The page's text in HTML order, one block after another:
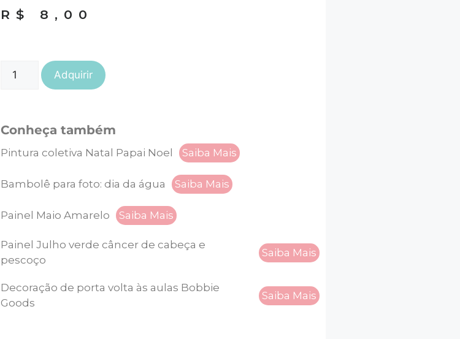
R$ 8,00
Adquirir
Conheça também
Pintura coletiva Natal Papai Noel Saiba Mais
Bambolê para foto: dia da água Saiba Mais
Painel Maio Amarelo Saiba Mais
Painel Julho verde câncer de cabeça e
pescoço
Saiba Mais
Decoração de porta volta às aulas Bobbie
Goods
Saiba Mais